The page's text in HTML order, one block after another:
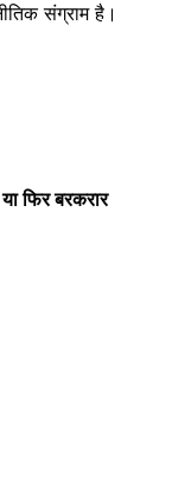
संग्राम है।
फिर बरकरार